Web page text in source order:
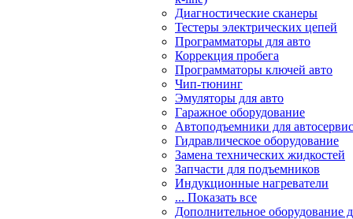
Диагностические сканеры
Тестеры электрических цепей
Программаторы для авто
Коррекция пробега
Программаторы ключей авто
Чип-тюнинг
Эмуляторы для авто
Гаражное оборудование
Автоподъемники для
Гидравлическое оборудование
Замена технических жидкостей
Запчасти для подъемников
Индукционные нагреватели
... Показать все
Дополнительное оборудование